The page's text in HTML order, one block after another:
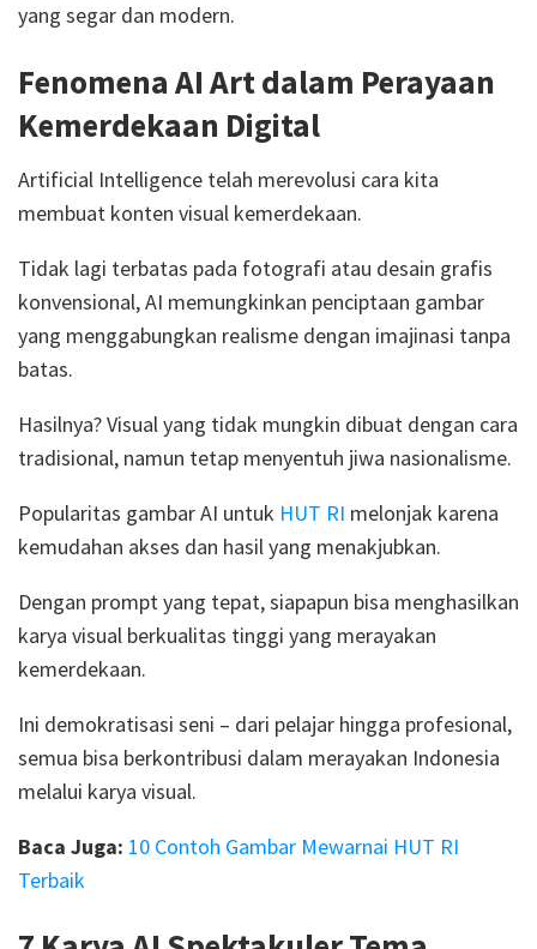
yang segar dan modern.
Fenomena AI Art dalam Perayaan
Kemerdekaan Digital
Artificial Intelligence telah merevolusi cara kita
membuat konten visual kemerdekaan.
Tidak lagi terbatas pada fotografi atau desain grafis
konvensional, AI memungkinkan penciptaan gambar
yang menggabungkan realisme dengan imajinasi tanpa
batas.
Hasilnya? Visual yang tidak mungkin dibuat dengan cara
tradisional, namun tetap menyentuh jiwa nasionalisme.
Popularitas gambar AI untuk HUT RI melonjak karena
kemudahan akses dan hasil yang menakjubkan.
Dengan prompt yang tepat, siapapun bisa menghasilkan
karya visual berkualitas tinggi yang merayakan
kemerdekaan.
Ini demokratisasi seni – dari pelajar hingga profesional,
semua bisa berkontribusi dalam merayakan Indonesia
melalui karya visual.
Baca Juga: 10 Contoh Gambar Mewarnai HUT RI
Terbaik